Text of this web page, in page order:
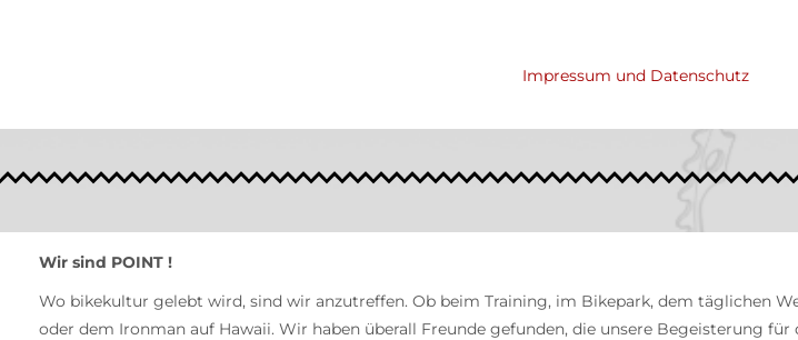
Impressum und Datenschutz
Wir sind POINT !
Wo bikekultur gelebt wird, sind wir anzutreffen. Ob beim Training, im Bikepark, dem täglichen
oder dem Ironman auf Hawaii. Wir haben überall Freunde gefunden, die unsere Begeisterung